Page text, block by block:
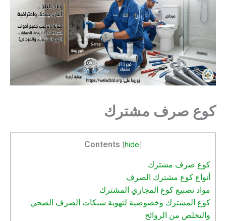
كوع صرف مشترك
Contents [hide]
كوع صرف مشترك
أنواع كوع مشترك الصرف
مواد تصنيع كوع المجاري المشترك
كوع المشترك وخصوصية لتهوية شبكات الصرف الصحي
والتخلص من الروائح